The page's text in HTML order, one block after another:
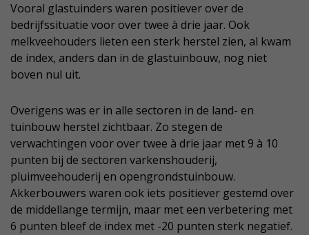
Vooral glastuinders waren positiever over de
bedrijfssituatie voor over twee à drie jaar. Ook
melkveehouders lieten een sterk herstel zien, al kwam
de index, anders dan in de glastuinbouw, nog niet
boven nul uit.
Overigens was er in alle sectoren in de land- en
tuinbouw herstel zichtbaar. Zo stegen de
verwachtingen voor over twee à drie jaar met 9 à 10
punten bij de sectoren varkenshouderij,
pluimveehouderij en opengrondstuinbouw.
Akkerbouwers waren ook iets positiever gestemd over
de middellange termijn, maar met een verbetering met
6 punten bleef de index met -20 punten sterk negatief.